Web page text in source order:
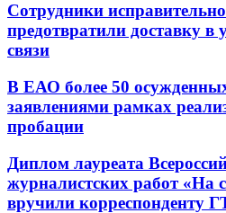
Сотрудники
предотвратили доставку в
связи
В ЕАО более 50
заявлениями рамках
пробации
Диплом лауреата
журналистских работ «На
вручили корреспонденту